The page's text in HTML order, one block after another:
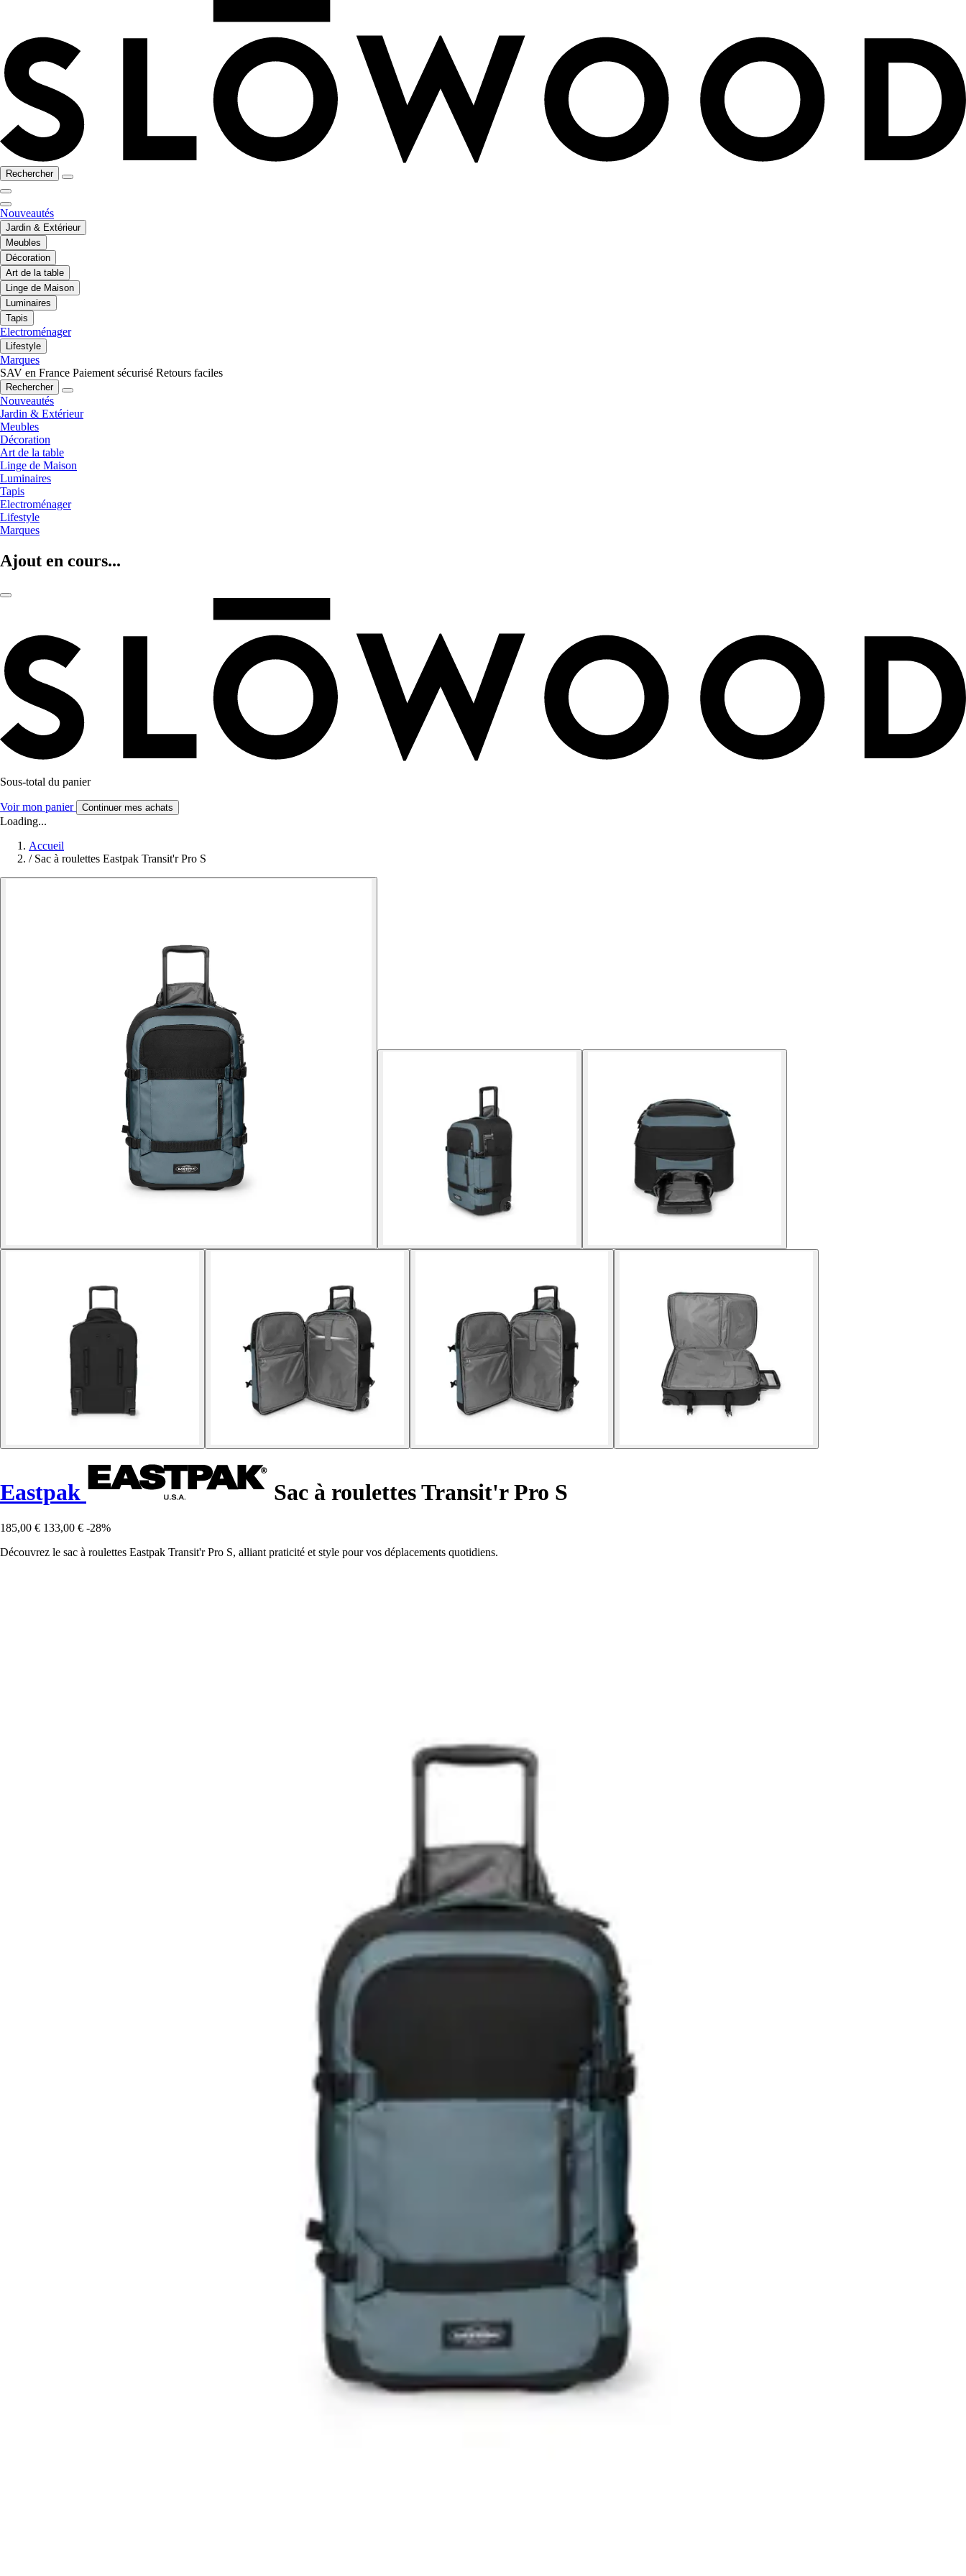
Rechercher
Nouveautés
Jardin & Extérieur
Meubles
Décoration
Art de la table
Linge de Maison
Luminaires
Tapis
Electroménager
Lifestyle
Marques
SAV en France Paiement sécurisé Retours faciles
Rechercher
Nouveautés
Jardin & Extérieur
Meubles
Décoration
Art de la table
Linge de Maison
Luminaires
Tapis
Electroménager
Lifestyle
Marques
Ajout en cours...
Sous-total du panier
Voir mon panier Continuer mes achats
Loading...
Accueil
/ Sac à roulettes Eastpak Transit'r Pro S
Eastpak Sac à roulettes Transit'r Pro S
185,00 € 133,00 € -28%
Découvrez le sac à roulettes Eastpak Transit'r Pro S, alliant praticité et style pour vos déplacements quotidiens.